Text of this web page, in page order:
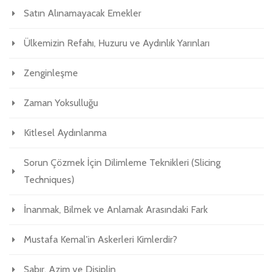
Satın Alınamayacak Emekler
Ülkemizin Refahı, Huzuru ve Aydınlık Yarınları
Zenginleşme
Zaman Yoksulluğu
Kitlesel Aydınlanma
Sorun Çözmek İçin Dilimleme Teknikleri (Slicing
Techniques)
İnanmak, Bilmek ve Anlamak Arasındaki Fark
Mustafa Kemal'in Askerleri Kimlerdir?
Sabır, Azim ve Disiplin